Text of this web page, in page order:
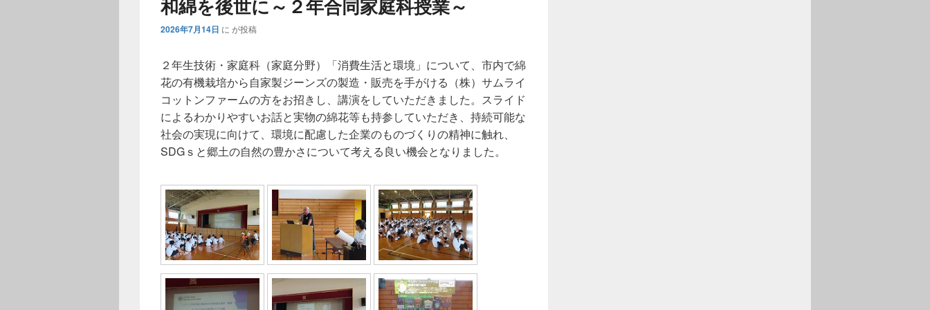
和綿を後世に～２年合同家庭科授業～
2026年7月14日 に が投稿
２年生技術・家庭科（家庭分野）「消費生活と環境」について、市内で綿
花の有機栽培から自家製ジーンズの製造・販売を手がける（株）サムライ
コットンファームの方をお招きし、講演をしていただきました。スライド
によるわかりやすいお話と実物の綿花等も持参していただき、持続可能な
社会の実現に向けて、環境に配慮した企業のものづくりの精神に触れ、
SDGｓと郷土の自然の豊かさについて考える良い機会となりました。